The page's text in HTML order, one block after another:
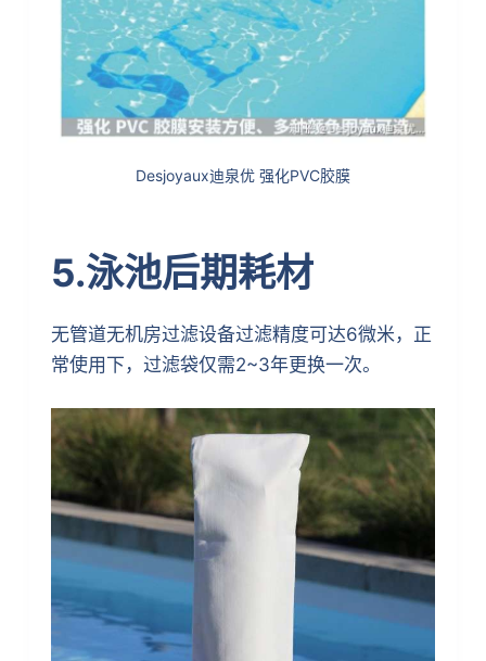
Desjoyaux迪泉优 强化PVC胶膜
5.泳池后期耗材
无管道无机房过滤设备过滤精度可达6微米，正
常使用下，过滤袋仅需2~3年更换一次。